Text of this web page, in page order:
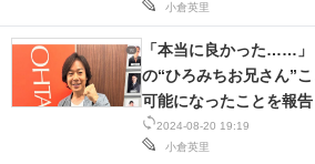
小倉英里
2024-08-20 19:19
小倉英里
「本当に良かった……
の“ひろみちお兄さん”
可能になったことを報告